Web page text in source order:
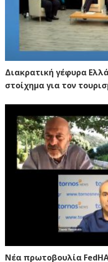
Διακρατική γέφυρα
στοίχημα για τον
Νέα πρωτοβουλία